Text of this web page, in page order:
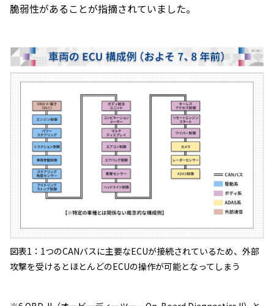
脆弱性があることが指摘されていました。
図表1：1つのCANバスに主要なECUが接続されているため、外部
攻撃を受けるとほとんどのECUの操作が可能となってしまう